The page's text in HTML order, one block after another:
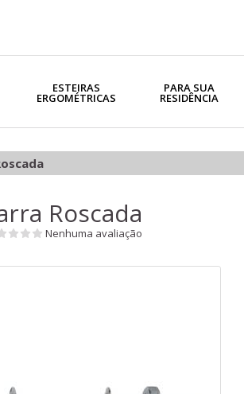
ESTEIRAS
ERGOMÉTRICAS
PARA SUA
RESIDÊNCIA
Roscada
Nenhuma avaliação